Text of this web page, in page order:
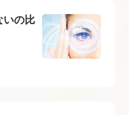
いの比